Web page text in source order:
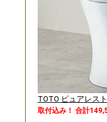
TOTO ピュアレス
取付込み！ 合計